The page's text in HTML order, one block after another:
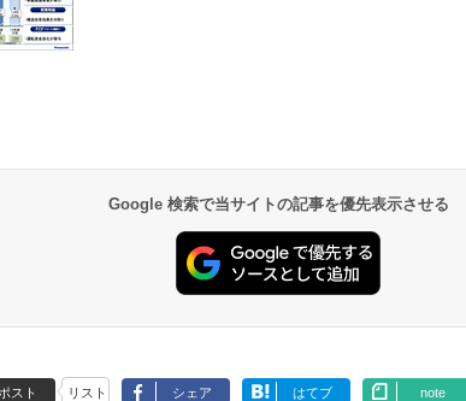
Google 検索で当サイトの記事を優先表示させる
ポスト リスト シェア はてブ note